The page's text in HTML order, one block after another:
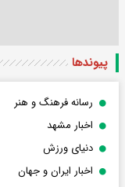
پیوندها
رسانه فرهنگ و هنر
اخبار مشهد
دنیای ورزش
اخبار ایران و جهان